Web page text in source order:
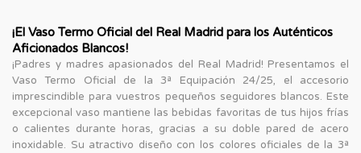
¡El Vaso Termo Oficial del Real Madrid para los Auténticos
Aficionados Blancos!
¡Padres y madres apasionados del Real Madrid! Presentamos el
Vaso Termo Oficial de la 3ª Equipación 24/25, el accesorio
imprescindible para vuestros pequeños seguidores blancos. Este
excepcional vaso mantiene las bebidas favoritas de tus hijos frías
o calientes durante horas, gracias a su doble pared de acero
inoxidable. Su atractivo diseño con los colores oficiales de la 3ª